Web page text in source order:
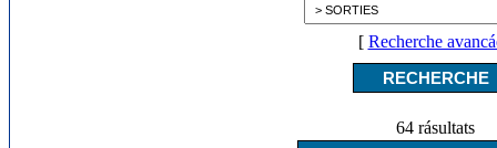
[ Recherche
64 rásultats